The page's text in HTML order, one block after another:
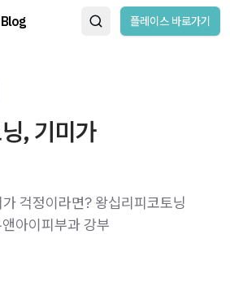
Blog 플레이스 바로가기
, 기미가
걱정이라면? 왕십리피코토닝
아이피부과 강부